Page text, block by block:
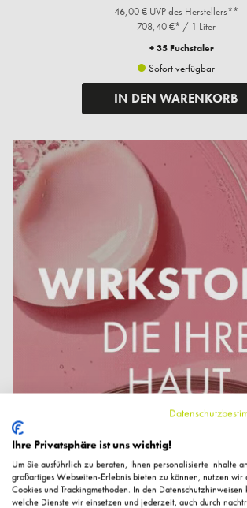
46,00 € UVP des Herstellers**
708,40 €* / 1 Liter
+ 35 Fuchstaler
Sofort verfügbar
IN DEN WARENKORB
Ihre Privatsphäre ist uns wichtig!
Um Sie ausführlich zu beraten, Ihnen personalisierte Inhalte
großartiges Webseiten-Erlebnis bieten zu können, nutzen wir
Cookies und Trackingmethoden. In den Datenschutzhinweisen
welche Dienste wir einsetzen und jederzeit, auch durch